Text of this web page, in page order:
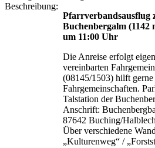
Beschreibung:
Pfarrverbandsausflug
Buchenbergalm (1142
um 11:00 Uhr
Die Anreise erfolgt
vereinbarten
(08145/1503) hilft
Fahrgemeinschaften.
Talstation der
Anschrift:
87642 Buching/Halblech
Über verschiedene
„Kulturenweg“ /